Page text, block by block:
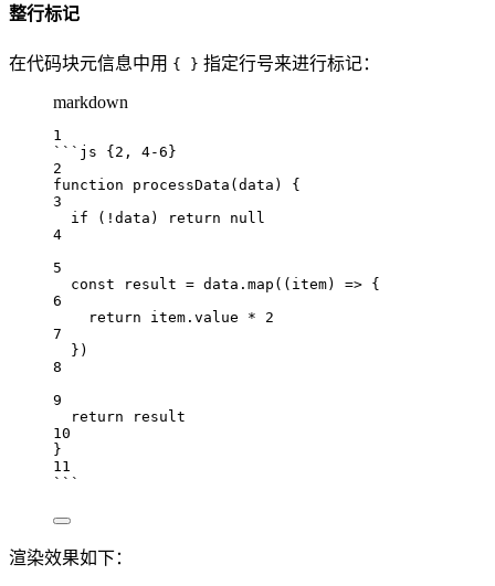
整行标记
在代码块元信息中用 { } 指定行号来进行标记：
markdown
1
```js {2, 4-6}
2
function
processData ( data ) {
3
if ( ! data ) return
null
4
5
const
result = data . map (( item) => {
6
return
item . value *
2
7
})
8
9
return
result
10
}
11
```
渲染效果如下：